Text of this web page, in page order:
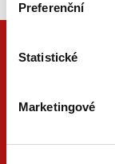
Preferenční
Statistické
Marketingové